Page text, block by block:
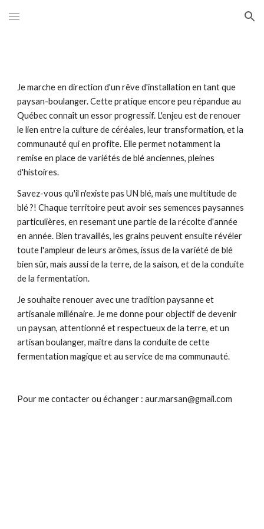
Skip to main content Skip to navigation
Je marche en direction d'un rêve d'installation en tant que
paysan-boulanger. Cette pratique encore peu répandue au
Québec connaît un essor progressif. L'enjeu est de renouer
le lien entre la culture de céréales, leur transformation, et la
communauté qui en profite. Elle permet notamment la
remise en place de variétés de blé anciennes, pleines
d'histoires.
Savez-vous qu'il n'existe pas UN blé, mais une multitude de
blé ?! Chaque territoire peut avoir ses semences paysannes
particulières, en resemant une partie de la récolte d'année
en année. Bien travaillés, les grains peuvent ensuite révéler
toute l'ampleur de leurs arômes, issus de la variété de blé
bien sûr, mais aussi de la terre, de la saison, et de la conduite
de la fermentation.
Je souhaite renouer avec une tradition paysanne et
artisanale millénaire. Je me donne pour objectif de devenir
un paysan, attentionné et respectueux de la terre, et un
artisan boulanger, maître dans la conduite de cette
fermentation magique et au service de ma communauté.
Pour me contacter ou échanger : aur.marsan@gmail.com